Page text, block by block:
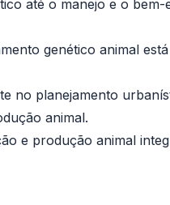
até o manejo e o bem-
genético animal
no planejamento
animal.
e produção animal